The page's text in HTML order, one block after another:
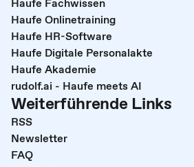
Haufe Onlinetraining
Haufe HR-Software
Haufe Digitale Personalakte
Haufe Akademie
rudolf.ai - Haufe meets AI
Weiterführende Links
RSS
Newsletter
FAQ